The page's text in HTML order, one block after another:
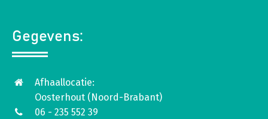
Gegevens:
Afhaallocatie:
Oosterhout (Noord-Brabant)
06 - 235 552 39